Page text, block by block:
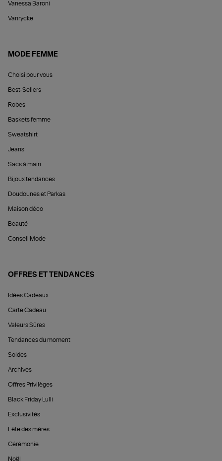
Vanessa Baroni
Vanrycke
MODE FEMME
Choisi pour vous
Best-Sellers
Robes
Baskets femme
Sweatshirt
Jeans
Sacs à main
Bijoux tendances
Doudounes et Parkas
Maison déco
Beauté
Conseil Mode
OFFRES ET TENDANCES
Idées Cadeaux
Carte Cadeau
Valeurs Sûres
Tendances du moment
Soldes
Archives
Offres Privilèges
Black Friday Lulli
Exclusivités
Fête des mères
Cérémonie
Noël